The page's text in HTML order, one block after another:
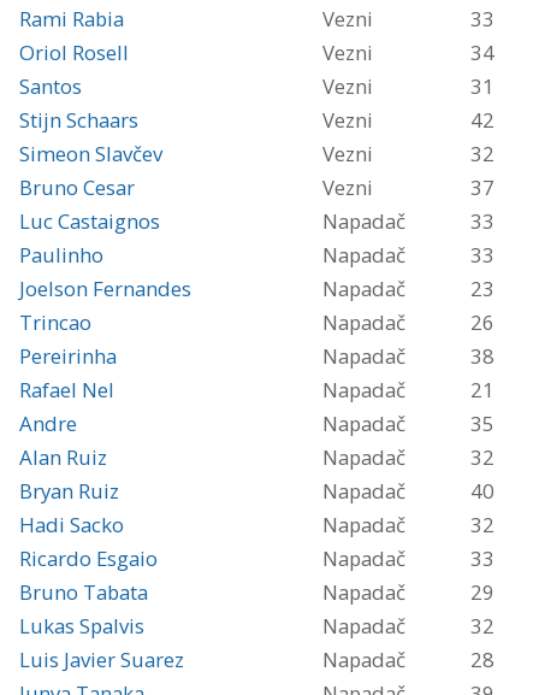
Rami Rabia
Vezni
33
Oriol Rosell
Vezni
34
Santos
Vezni
31
Stijn Schaars
Vezni
42
Simeon Slavčev
Vezni
32
Bruno Cesar
Vezni
37
Luc Castaignos
Napadač
33
Paulinho
Napadač
33
Joelson Fernandes
Napadač
23
Trincao
Napadač
26
Pereirinha
Napadač
38
Rafael Nel
Napadač
21
Andre
Napadač
35
Alan Ruiz
Napadač
32
Bryan Ruiz
Napadač
40
Hadi Sacko
Napadač
32
Ricardo Esgaio
Napadač
33
Bruno Tabata
Napadač
29
Lukas Spalvis
Napadač
32
Luis Javier Suarez
Napadač
28